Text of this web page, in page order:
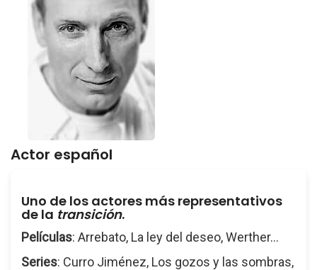
Actor español
Uno de los actores más representativos
de la transición.
Películas: Arrebato, La ley del deseo, Werther...
Series: Curro Jiménez, Los gozos y las sombras,